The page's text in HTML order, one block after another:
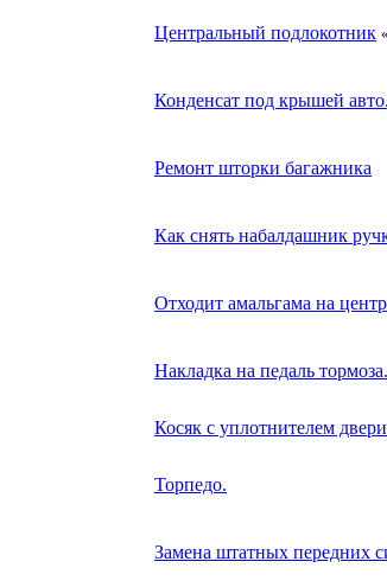
Центральный подлокотник «
Конденсат под крышей авто.
Ремонт шторки багажника
Как снять набалдашник
Отходит амальгама на
Накладка на педаль тормоза.
Косяк с уплотнителем
Торпедо.
Замена штатных передних